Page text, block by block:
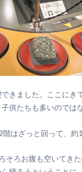
きました。ここにき
供たちも多いのでは
はざっと回って、約1
そろお腹も空いてき